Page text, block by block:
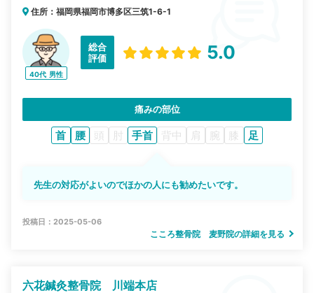
住所：福岡県福岡市博多区三筑1-6-1
40代 男性
総合
評価
5.0
痛みの部位
首 腰 頭 肘 手首 背中 肩 腕 膝 足
先生の対応がよいのでほかの人にも勧めたいです。
投稿日：2025-05-06
こころ整骨院 麦野院の詳細を見る
六花鍼灸整骨院 川端本店